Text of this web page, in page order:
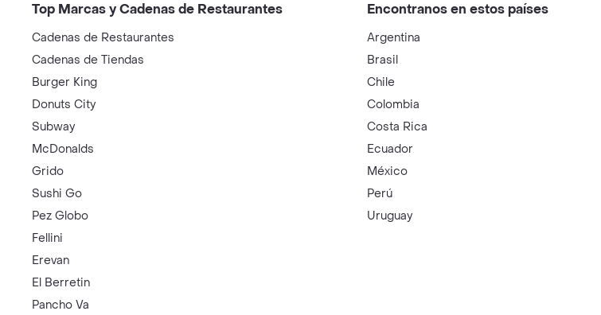
Top Marcas y Cadenas de Restaurantes
Cadenas de Restaurantes
Cadenas de Tiendas
Burger King
Donuts City
Subway
McDonalds
Grido
Sushi Go
Pez Globo
Fellini
Erevan
El Berretin
Pancho Va
Encontranos en estos países
Argentina
Brasil
Chile
Colombia
Costa Rica
Ecuador
México
Perú
Uruguay